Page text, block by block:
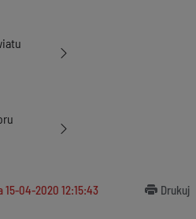
15-04-2020 12:15:43 Drukuj